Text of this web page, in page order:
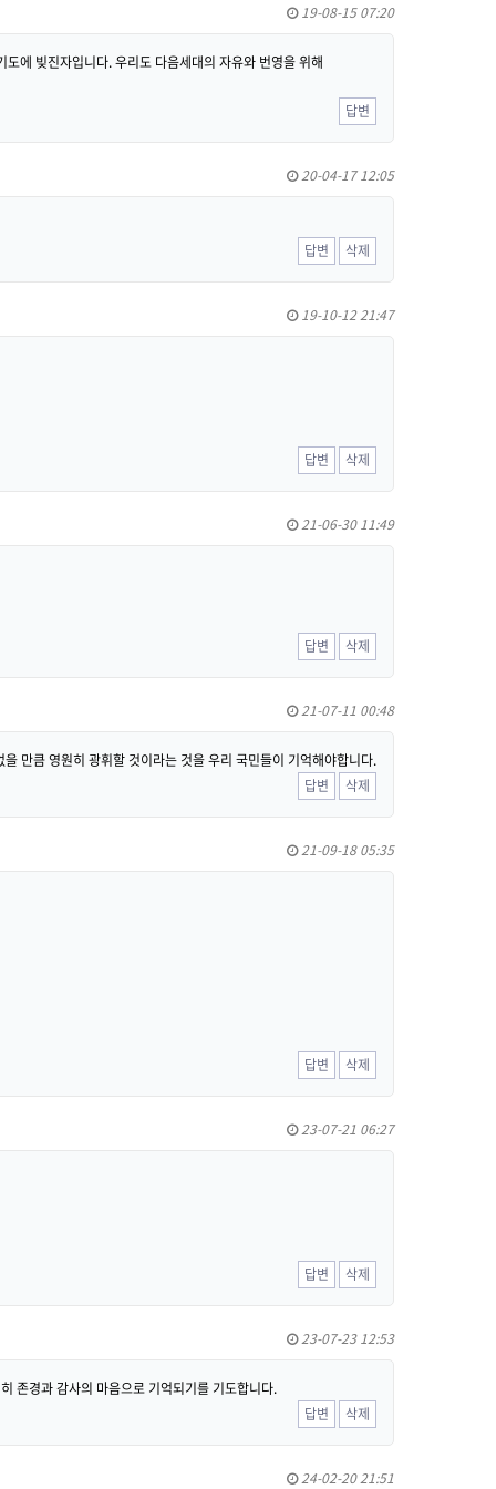
19-08-15 07:20
에 빚진자입니다. 우리도 다음세대의 자유와 번영을 위해
답변
20-04-17 12:05
답변
삭제
19-10-12 21:47
답변
삭제
21-06-30 11:49
답변
삭제
21-07-11 00:48
만큼 영원히 광휘할 것이라는 것을 우리 국민들이 기억해야합니다.
답변
삭제
21-09-18 05:35
답변
삭제
23-07-21 06:27
답변
삭제
23-07-23 12:53
존경과 감사의 마음으로 기억되기를 기도합니다.
답변
삭제
24-02-20 21:51